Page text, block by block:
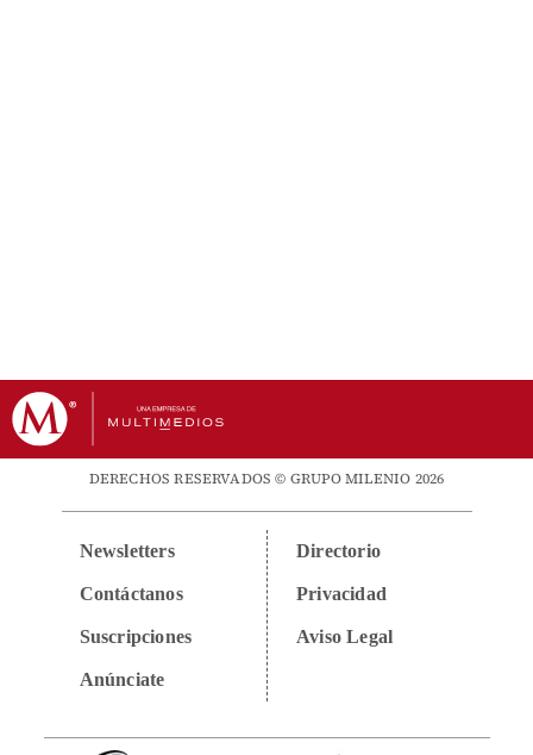
DERECHOS RESERVADOS © GRUPO MILENIO 2026
Newsletters
Contáctanos
Suscripciones
Anúnciate
Directorio
Privacidad
Aviso Legal